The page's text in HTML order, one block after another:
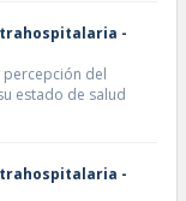
-
percepción del
estado de salud
-